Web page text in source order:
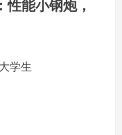
能小钢炮，
学生